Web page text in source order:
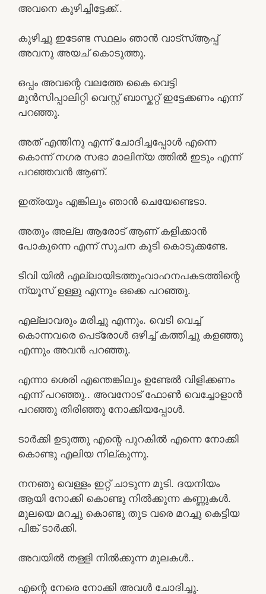
അവനെ കുഴിച്ചിട്ടേക്ക്..
കുഴിച്ചു ഇടേണ്ട സ്ഥലം ഞാൻ വാട്സ്ആപ്പ്
അവനു അയച് കൊടുത്തു.
ഒപ്പം അവന്റെ വലത്തേ കൈ വെട്ടി
മുൻസിപ്പാലിറ്റി വെസ്റ്റ് ബാസ്കറ്റ് ഇട്ടേക്കണം എന്ന്
പറഞ്ഞു.
അത് എന്തിനു എന്ന് ചോദിച്ചപ്പോൾ എന്നെ
കൊന്ന് നഗര സഭാ മാലിന്യ ത്തിൽ ഇടും എന്ന്
പറഞ്ഞവൻ ആണ്.
ഇത്രയും എങ്കിലും ഞാൻ ചെയേണ്ടെടാ.
അതും അല്ല ആരോട് ആണ് കളിക്കാൻ
പോകുന്നെ എന്ന് സുചന കൂടി കൊടുക്കണ്ടേ.
ടീവി യിൽ എല്ലായിടത്തുംവാഹനപകടത്തിന്റെ
ന്യൂസ്‌ ഉള്ളു എന്നും ഒക്കെ പറഞ്ഞു.
എല്ലാവരും മരിച്ചു എന്നും. വെടി വെച്ച്
കൊന്നവരെ പെട്രോൾ ഒഴിച്ച് കത്തിച്ചു കളഞ്ഞു
എന്നും അവൻ പറഞ്ഞു.
എന്നാ ശെരി എന്തെങ്കിലും ഉണ്ടേൽ വിളിക്കണം
എന്ന് പറഞ്ഞു.. അവനോട് ഫോൺ വെച്ചോളാൻ
പറഞ്ഞു തിരിഞ്ഞു നോക്കിയപ്പോൾ.
ടാർക്കി ഉടുത്തു എന്റെ പുറകിൽ എന്നെ നോക്കി
കൊണ്ടു എലിയ നില്കുന്നു.
നനഞു വെള്ളം ഇറ്റ് ചാടുന്ന മുടി. ദയനിയം
ആയി നോക്കി കൊണ്ടു നിൽക്കുന്ന കണ്ണുകൾ.
മുലയെ മറച്ചു കൊണ്ടു തുട വരെ മറച്ചു കെട്ടിയ
പിങ്ക് ടാർക്കി.
അവയിൽ തള്ളി നിൽക്കുന്ന മുലകൾ..
എന്റെ നേരെ നോക്കി അവൾ ചോദിച്ചു.